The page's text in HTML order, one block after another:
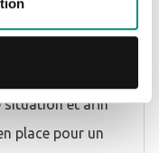
situation et afin
place pour un